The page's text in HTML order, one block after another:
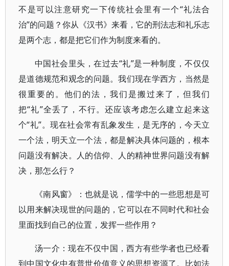
不是可以注意研究一下传统社会里有一个“礼法合
治”的问题？你从《汉书》来看，它的刑法志和礼乐志
是两个志，都是把它们作为制度来看的。
中国社会里头，在过去“礼”是一种制度，不仅仅
是道德规范和观念的问题。我们现在学西方，当然是
很重要的。他们的法，我们是搬过来了，但我们
把“礼”全丢了，不行。还应该考虑怎么建立起来这
个“礼”。现在社会常有乱象发生，是无序的，今天立
一个法，明天立一个法，都是解决具体问题的，根本
问题没有解决。人的信仰、人的精神世界问题没有解
决，那怎么行？
《南风窗》：也就是说，儒学中的一些思想是可
以用来解决现世的问题的，它可以在不同时代和社会
里面找到自己的位置，发挥一些作用？
汤一介：现在不仅中国，西方有些学者也已经看
到中国文化中有普世价值意义的思想资源了。比如法